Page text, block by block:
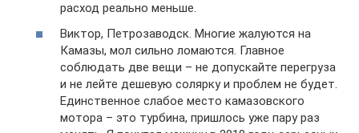
расход реально меньше.
Виктор, Петрозаводск. Многие жалуются на
Камазы, мол сильно ломаются. Главное
соблюдать две вещи – не допускайте перегруза
и не лейте дешевую солярку и проблем не будет.
Единственное слабое место камазовского
мотора – это турбина, пришлось уже пару раз